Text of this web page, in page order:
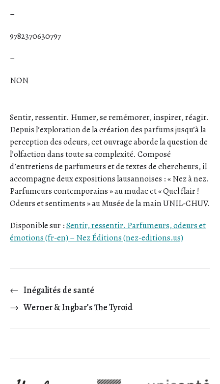
–
9782370630797
–
NON
Sentir, ressentir. Humer, se remémorer, inspirer, réagir.
Depuis l’exploration de la création des parfums jusqu’à la
perception des odeurs, cet ouvrage aborde la question de
l’olfaction dans toute sa complexité. Composé
d’entretiens de parfumeurs et de textes de chercheurs, il
accompagne deux expositions lausannoises : « Nez à nez.
Parfumeurs contemporains » au mudac et « Quel flair !
Odeurs et sentiments » au Musée de la main UNIL-CHUV.
Disponible sur :Sentir, ressentir. Parfumeurs, odeurs et
émotions (fr-en) – Nez Éditions (nez-editions.us)
← Inégalités de santé
→ Werner & Ingbar’s The Tyroid